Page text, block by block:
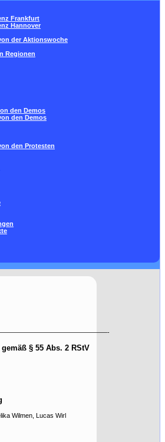
Frankfurt
Hannover
der Aktionswoche
Regionen
den Demos
den Demos
den Protesten
§ 55 Abs. 2 RStV
Wilmen, Lucas Wirl